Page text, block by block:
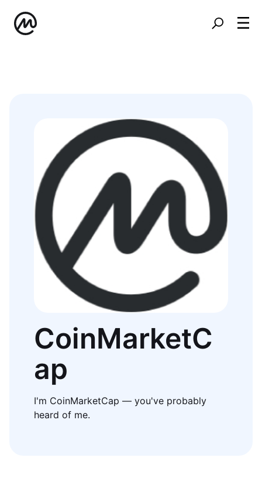
CoinMarketC
ap
I'm CoinMarketCap — you've probably
heard of me.